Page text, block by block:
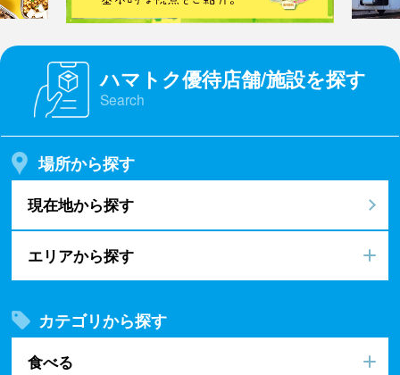
ハマトク優待店舗/施設を探す
Search
場所から探す
現在地から探す
エリアから探す
カテゴリから探す
食べる